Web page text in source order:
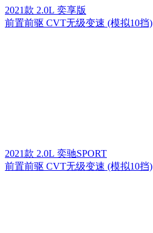
2021款 2.0L 奕享版
前置前驱 CVT无级变速 (模拟10挡)
2021款 2.0L 奕驰SPORT
前置前驱 CVT无级变速 (模拟10挡)